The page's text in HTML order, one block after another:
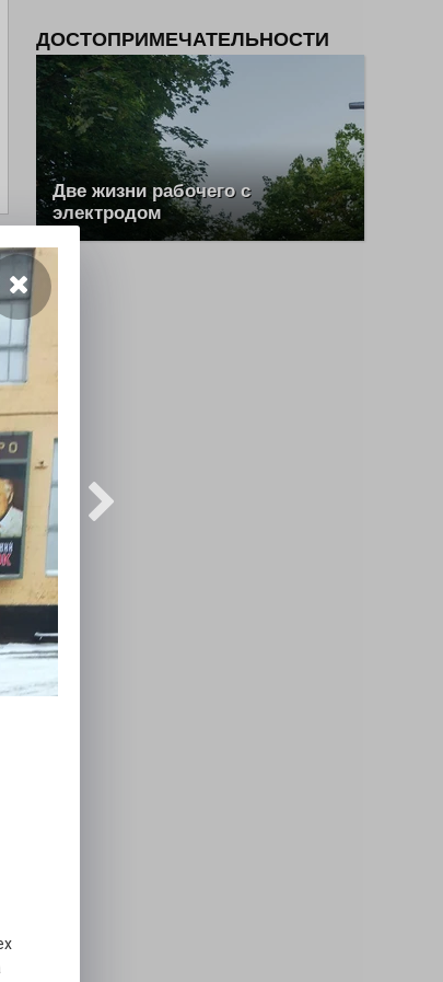
ДОСТОПРИМЕЧАТЕЛЬНОСТИ
Две жизни рабочего с
электродом